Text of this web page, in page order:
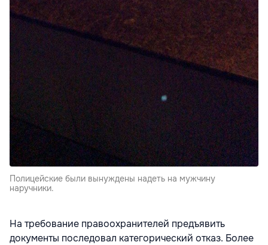
Полицейские были вынуждены надеть на мужчину
наручники.
На требование правоохранителей предъявить
документы последовал категорический отказ. Более